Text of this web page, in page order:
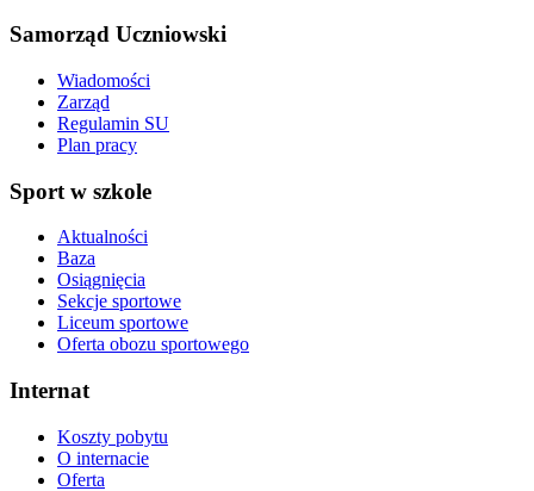
Samorząd Uczniowski
Wiadomości
Zarząd
Regulamin SU
Plan pracy
Sport w szkole
Aktualności
Baza
Osiągnięcia
Sekcje sportowe
Liceum sportowe
Oferta obozu sportowego
Internat
Koszty pobytu
O internacie
Oferta